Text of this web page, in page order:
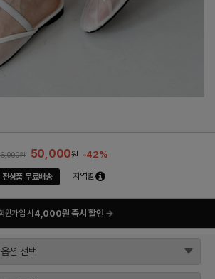
원 50,000원 -42%
전상품 무료배송 지역별
원가입 시 4,000원 즉시 할인 →